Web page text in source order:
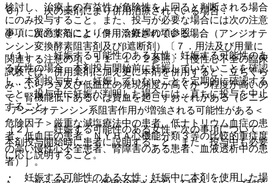
６）． 次の薬剤により併用治療されている場合：
@． 次の薬剤により併用治療されている場合（アンジオテ
ンシン変換酵素阻害剤及びβ遮断剤）〔７．用法及び用量に
関連する注意の項、１１．１．２参照〕［慢性心不全の臨床
試験では、併用薬剤に加え更に本剤を併用すると、立ちくら
み・ふらつき及び低血圧の発現頻度が高くかつ程度が高いの
で、腎機能低下あるいは貧血を起こすおそれがある（レニン
−アンジオテンシン系阻害作用が増強される可能性がある＜
危険因子＞厳重な減塩療法中の患者、低ナトリウム血症の患
者、低血圧の患者、ＮＹＨＡ心機能分類３等の比較的重症度
の高い慢性心不全患者、腎障害のある患者、血液透析中の患
者）］。
検討し、治療上の有益性が危険性を上回ると判断される場合
にのみ投与すること。また、投与が必要な場合には次の注意
事項に留意すること〔９．５妊婦の項参照〕。
（１）． 妊娠する可能性のある女性：妊娠する可能性のあ
る女性の場合、本剤投与開始前に妊娠していないことを確認
し、本剤投与中も、妊娠していないことを定期的に確認する
こと。投与中に妊娠が判明した場合には、直ちに投与を中止
すること。
（２）． 妊娠する可能性のある女性：次の事項について、
本剤投与開始時に患者に説明すること。また、投与中も必要
に応じ説明すること。
・ 妊娠する可能性のある女性：妊娠中に本剤を使用した場